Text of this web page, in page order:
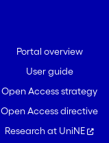
Portal overview
User guide
Open Access strategy
Open Access directive
Research at UniNE